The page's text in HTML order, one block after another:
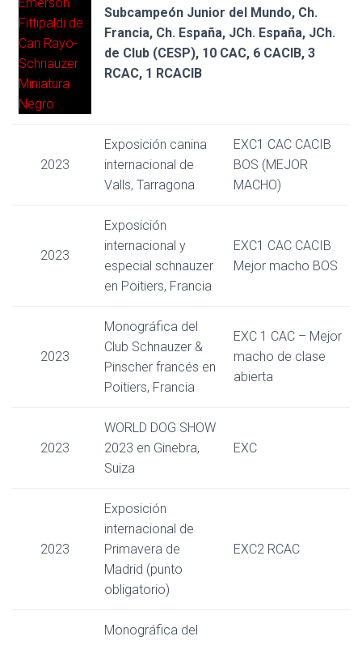
Subcampeón Junior del Mundo, Ch.
Francia, Ch. España, JCh. España, JCh.
de Club (CESP), 10 CAC, 6 CACIB, 3
RCAC, 1 RCACIB
2023
Exposición canina
internacional de
Valls, Tarragona
EXC1 CAC CACIB
BOS (MEJOR
MACHO)
2023
Exposición
internacional y
especial schnauzer
en Poitiers, Francia
EXC1 CAC CACIB
Mejor macho BOS
2023
Monográfica del
Club Schnauzer &
Pinscher francés en
Poitiers, Francia
EXC 1 CAC – Mejor
macho de clase
abierta
2023
WORLD DOG SHOW
2023 en Ginebra,
Suiza
EXC
2023
Exposición
internacional de
Primavera de
Madrid (punto
obligatorio)
EXC2 RCAC
Monográfica del